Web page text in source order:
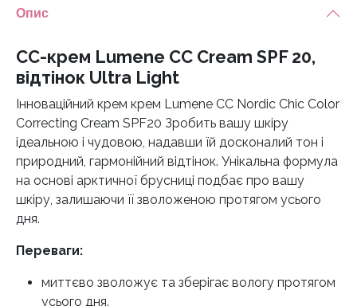
Ultra
кількість
Опис
СС-крем Lumene CC Cream SPF 20,
відтінок Ultra Light
Інноваційний крем крем Lumene CC Nordic Chic Color
Correcting Cream SPF20 Зробить вашу шкіру
ідеальною і чудовою, надавши їй досконалий тон і
природний, гармонійний відтінок. Унікальна формула
на основі арктичної брусниці подбає про вашу
шкіру, залишаючи її зволоженою протягом усього
дня.
Переваги:
миттєво зволожує та зберігає вологу протягом
усього дня.⠀